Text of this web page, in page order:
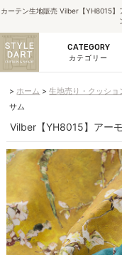
カーテン生地販売 Vilber【YH8015
CATEGORY
カテゴリー
ホーム 生地売り・クッショ
サム
Vilber【YH8015】アー